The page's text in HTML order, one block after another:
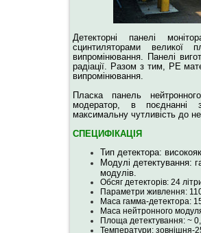
Детекторні панелі
сцинтиляторами великої
випромінювання. Панелі
радіації. Разом з тим, РЕ
випромінювання.
Пласка панель
модератор, в поєднанні
максимальну чутливість до
СПЕЦИФІКАЦІЯ
Тип детектора:
Модулі детектування:
модулів.
Обсяг детекторів: 24
Параметри живлення:
Маса гамма-детектора:
Маса нейтронного
Площа детектування: ~
Температури: